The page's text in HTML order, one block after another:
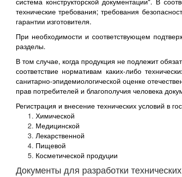
технические требования; требования
гарантии изготовителя.
При необходимости и соответствующем
разделы.
В том случае, когда продукция не подлежит
соответствие нормативам каких-либо
санитарно-эпидемиологической оценке
прав потребителей и благополучия человека
Регистрация и внесение технических условий в
Химической
Медицинской
Лекарственной
Пищевой
Косметической продуции
Документы для разработки